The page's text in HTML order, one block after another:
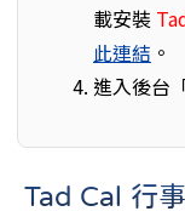
載安裝
此連結 。
進入後台
Tad Cal 行